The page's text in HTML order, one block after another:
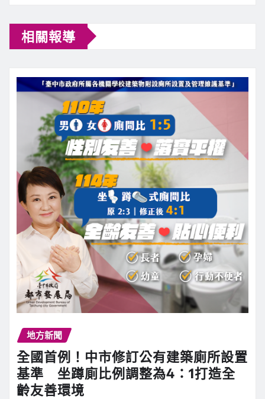
相關報導
地方新聞
全國首例！中市修訂公有建築廁所設置
基準 坐蹲廁比例調整為4：1打造全
齡友善環境